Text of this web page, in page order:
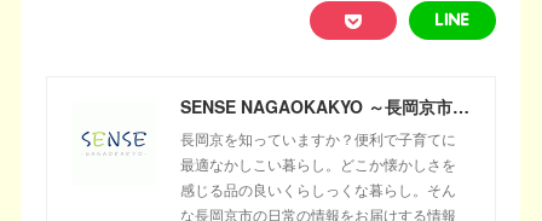
SENSE NAGAOKAKYO ～長岡京市のサブサイト～
長岡京を知っていますか？便利で子育てに
最適なかしこい暮らし。どこか懐かしさを
感じる品の良いくらしっくな暮らし。そん
な長岡京市の日常の情報をお届けする情報